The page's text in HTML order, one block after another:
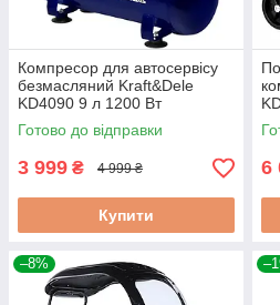
Компресор для автосервісу
безмасляний Kraft&Dele
KD4090 9 л 1200 Вт
поршневий компресор для
шиномонтажу
Готово до відправки
3 999 ₴ 4 999 ₴
Купити
6
–8%